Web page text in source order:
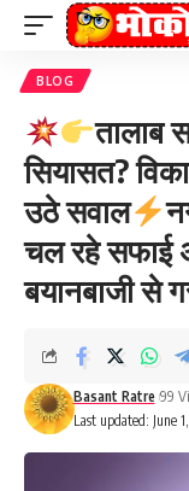
BLOG
तालाब
सियासत?
उठे सवाल
चल रहे सफाई
बयानबाजी से
Last updated: June
Basant Ratre 99